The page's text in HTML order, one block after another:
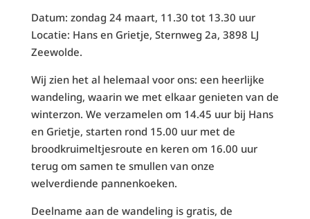
Datum: zondag 24 maart, 11.30 tot 13.30 uur
Locatie: Hans en Grietje, Sternweg 2a, 3898 LJ
Zeewolde.
Wij zien het al helemaal voor ons: een heerlijke
wandeling, waarin we met elkaar genieten van de
winterzon. We verzamelen om 14.45 uur bij Hans
en Grietje, starten rond 15.00 uur met de
broodkruimeltjesroute en keren om 16.00 uur
terug om samen te smullen van onze
welverdiende pannenkoeken.
Deelname aan de wandeling is gratis, de